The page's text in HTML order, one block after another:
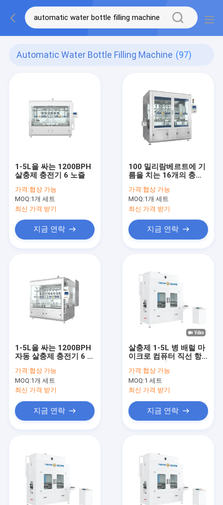
Automatic Water Bottle Filling Machine (97)
1-5L을 싸는 1200BPH
살충제 충전기 6 노즐
가격:협상 가능
MOQ:1개 세트
최신 가격 받기
지금 연락
100 밀리람베르트에 기
름을 치는 16개의 충전
화학액 충전기
가격:협상 가능
MOQ:1개 세트
최신 가격 받기
지금 연락
1-5L을 싸는 1200BPH
자동 살충제 충전기 6 노
가격:협상 가능
MOQ:1개 세트
최신 가격 받기
지금 연락
살충제 1-5L 병 배럴 마
이크로 컴퓨터 직선 항
가격:협상 가능
MOQ:1 세트
최신 가격 받기
지금 연락